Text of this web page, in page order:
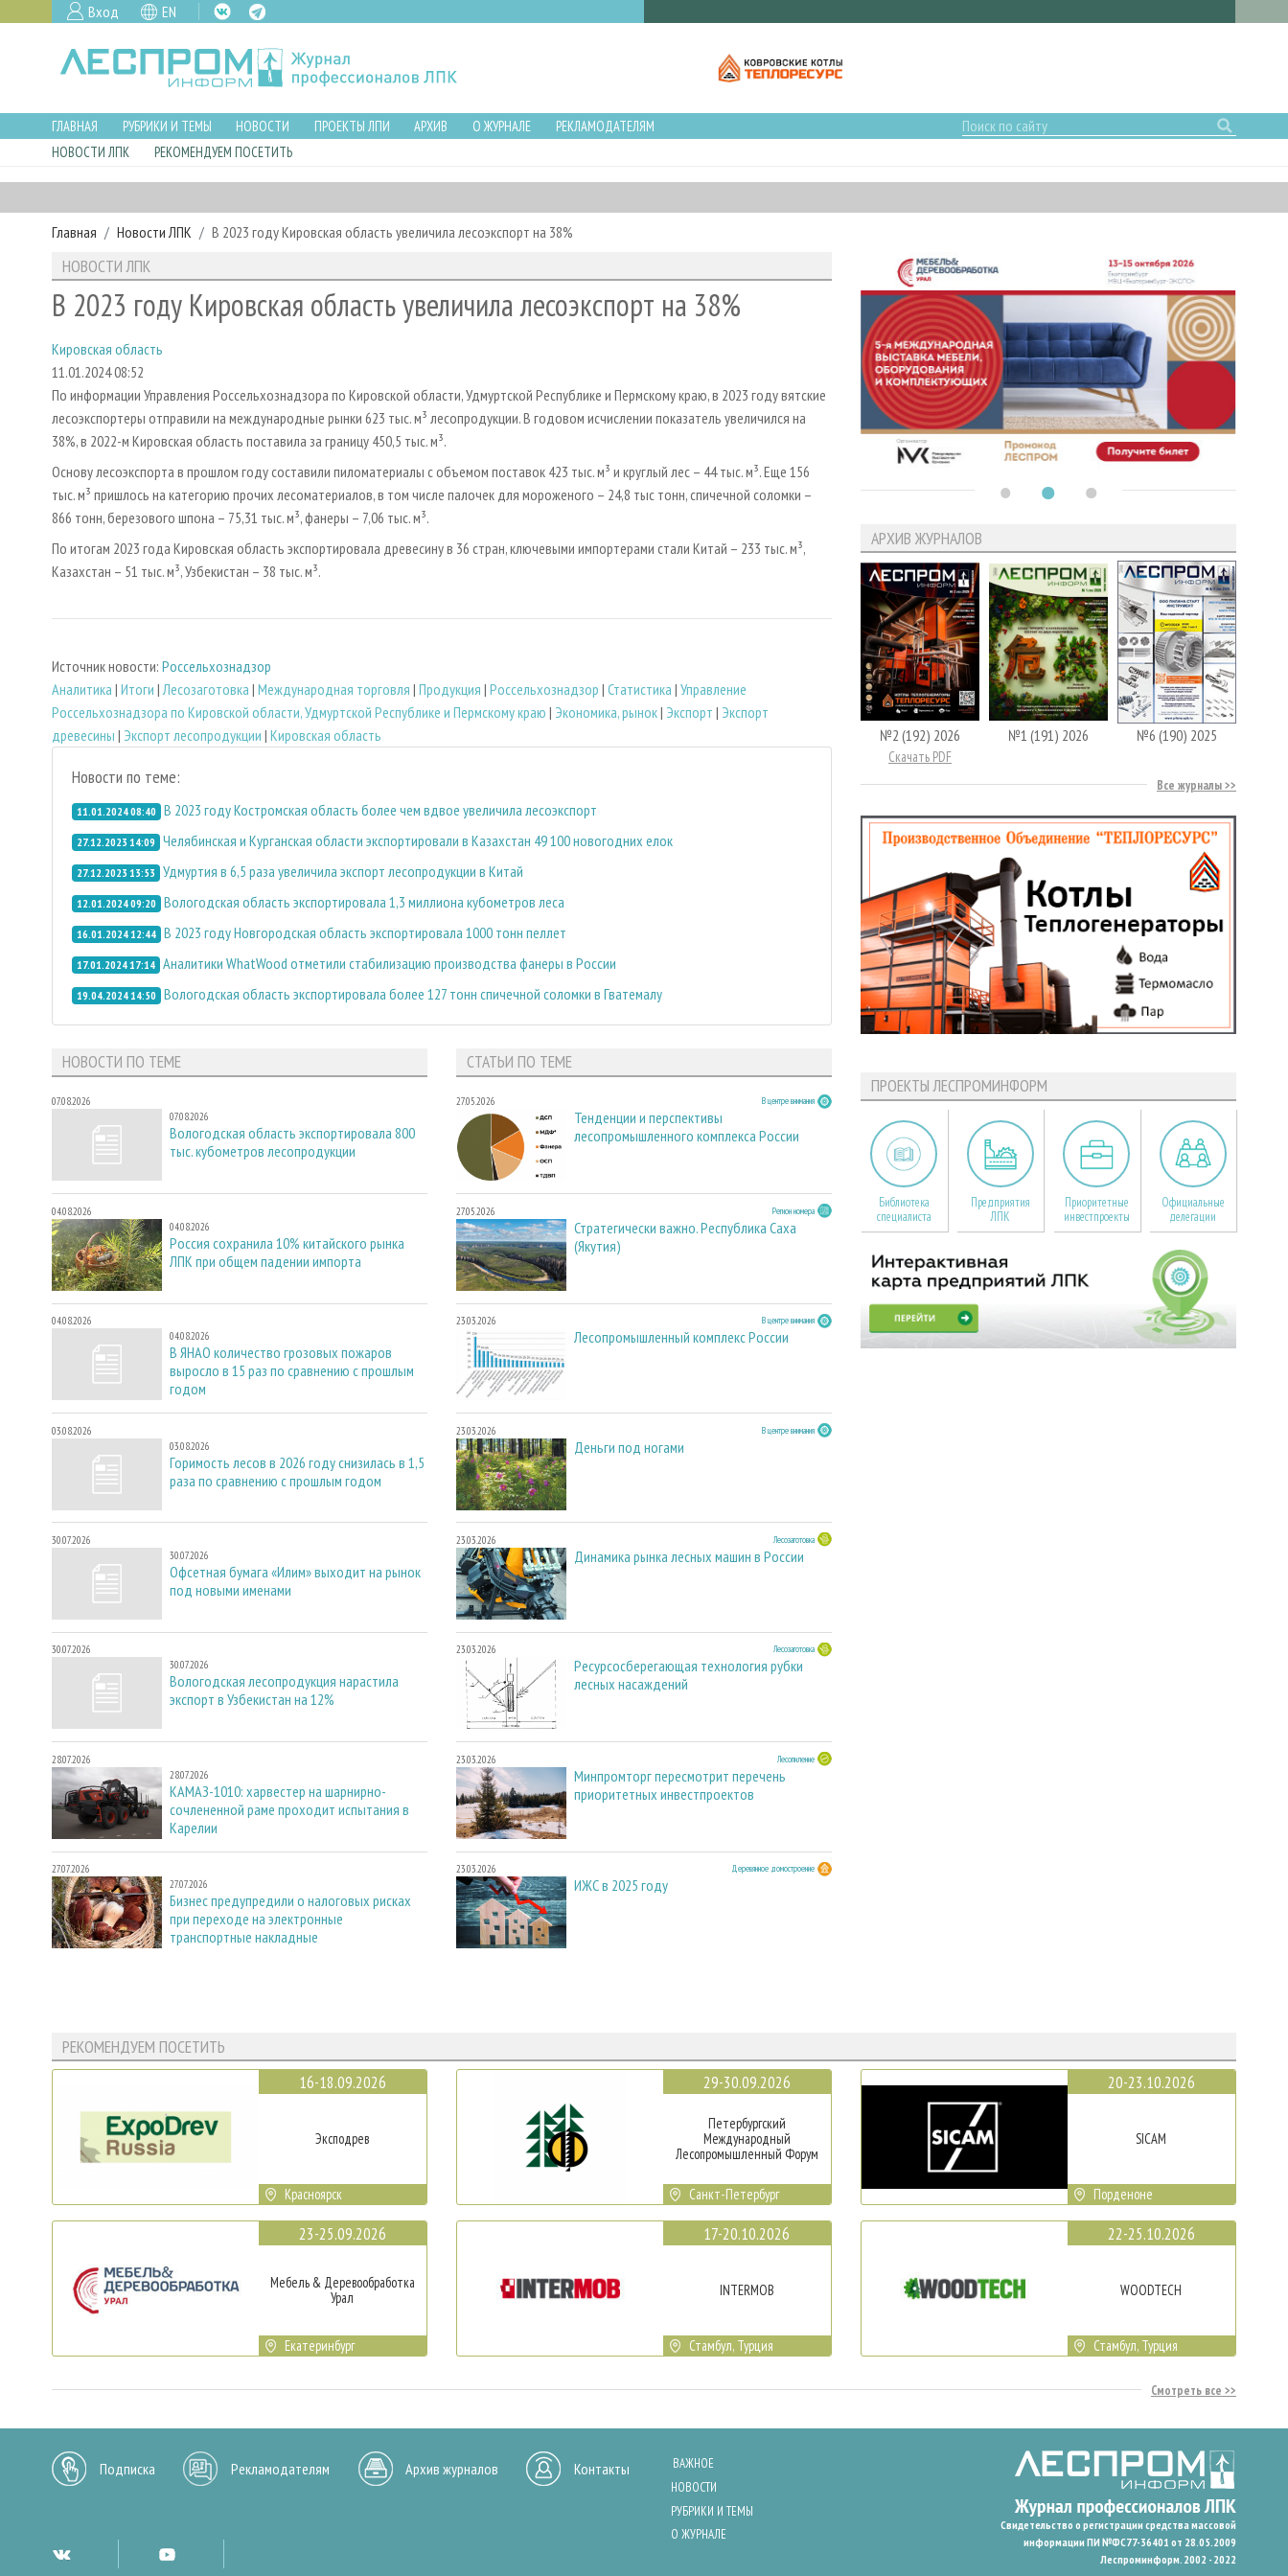
Вход EN
ГЛАВНАЯ РУБРИКИ И ТЕМЫ НОВОСТИ ПРОЕКТЫ ЛПИ АРХИВ О ЖУРНАЛЕ
РЕКЛАМОДАТЕЛЯМ
НОВОСТИ ЛПК
РЕКОМЕНДУЕМ ПОСЕТИТЬ
Главная Новости ЛПК В 2023 году Кировская область увеличила лесоэкспорт на 38%
НОВОСТИ ЛПК
В 2023 году Кировская область увеличила лесоэкспорт на 38%
Кировская область
11.01.2024 08:52
По информации Управления Россельхознадзора по Кировской области, Удмуртской Республике и Пермскому краю, в 2023 году вятские
лесоэкспортеры отправили на международные рынки 623 тыс. м³ лесопродукции. В годовом исчислении показатель увеличился на
38%, в 2022-м Кировская область поставила за границу 450,5 тыс. м³.
Основу лесоэкспорта в прошлом году составили пиломатериалы с объемом поставок 423 тыс. м³ и круглый лес – 44 тыс. м³. Еще 156
тыс. м³ пришлось на категорию прочих лесоматериалов, в том числе палочек для мороженого – 24,8 тыс тонн, спичечной соломки –
866 тонн, березового шпона – 75,31 тыс. м³, фанеры – 7,06 тыс. м³.
По итогам 2023 года Кировская область экспортировала древесину в 36 стран, ключевыми импортерами стали Китай – 233 тыс. м³,
Казахстан – 51 тыс. м³, Узбекистан – 38 тыс. м³.
Источник новости: Россельхознадзор
Аналитика | Итоги | Лесозаготовка | Международная торговля | Продукция | Россельхознадзор | Статистика | Управление
Россельхознадзора по Кировской области, Удмуртской Республике и Пермскому краю | Экономика, рынок| Экспорт | Экспорт
древесины | Экспорт лесопродукции | Кировская область
Новости по теме:
11.01.2024 08:40 В 2023 году Костромская область более чем вдвое увеличила лесоэкспорт
27.12.2023 14:09 Челябинская и Курганская области экспортировали в Казахстан 49 100 новогодних елок
27.12.2023 13:53 Удмуртия в 6,5 раза увеличила экспорт лесопродукции в Китай
12.01.2024 09:20 Вологодская область экспортировала 1,3 миллиона кубометров леса
16.01.2024 12:44 В 2023 году Новгородская область экспортировала 1000 тонн пеллет
17.01.2024 17:14 Аналитики WhatWood отметили стабилизацию производства фанеры в России
19.04.2024 14:50 Вологодская область экспортировала более 127 тонн спичечной соломки в Гватемалу
НОВОСТИ ПО ТЕМЕ
07.08.2026
07.08.2026
Вологодская область экспортировала 800
тыс. кубометров лесопродукции
04.08.2026
04.08.2026
Россия сохранила 10% китайского рынка
ЛПК при общем падении импорта
04.08.2026
04.08.2026
В ЯНАО количество грозовых пожаров
выросло в 15 раз по сравнению с прошлым
годом
03.08.2026
03.08.2026
Горимость лесов в 2026 году снизилась в 1,5
раза по сравнению с прошлым годом
30.07.2026
30.07.2026
Офсетная бумага «Илим» выходит на рынок
под новыми именами
30.07.2026
30.07.2026
Вологодская лесопродукция нарастила
экспорт в Узбекистан на 12%
28.07.2026
28.07.2026
КАМАЗ-1010: харвестер на шарнирно-
сочлененной раме проходит испытания в
Карелии
27.07.2026
27.07.2026
Бизнес предупредили о налоговых рисках
при переходе на электронные
транспортные накладные
СТАТЬИ ПО ТЕМЕ
27.05.2026 В центре внимания
Тенденции и перспективы
лесопромышленного комплекса России
27.05.2026 Регион номера
Стратегически важно. Республика Саха
(Якутия)
23.03.2026 В центре внимания
Лесопромышленный комплекс России
23.03.2026 В центре внимания
Деньги под ногами
23.03.2026 Лесозаготовка
Динамика рынка лесных машин в России
23.03.2026 Лесозаготовка
Ресурсосберегающая технология рубки
лесных насаждений
23.03.2026 Лесопиление
Минпромторг пересмотрит перечень
приоритетных инвестпроектов
23.03.2026 Деревянное домостроение
ИЖС в 2025 году
АРХИВ ЖУРНАЛОВ
№2 (192) 2026
Скачать PDF
№1 (191) 2026 №6 (190) 2025
Все журналы
ПРОЕКТЫ ЛЕСПРОМИНФОРМ
Библиотека
специалиста
Предприятия
ЛПК
Приоритетные
инвестпроекты
Официальные
делегации
РЕКОМЕНДУЕМ ПОСЕТИТЬ
16-18.09.2026
Эксподрев
Красноярск
23-25.09.2026
Мебель & Деревообработка
Урал
Екатеринбург
29-30.09.2026
Петербургский
Международный
Лесопромышленный Форум
Санкт-Петербург
17-20.10.2026
INTERMOB
Стамбул, Турция
20-23.10.2026
SICAM
Порденоне
22-25.10.2026
WOODTECH
Стамбул, Турция
Смотреть все
Подписка Рекламодателям Архив журналов Контакты
ВАЖНОЕ
НОВОСТИ
РУБРИКИ И ТЕМЫ
О ЖУРНАЛЕ
Свидетельство о регистрации средства массовой
информации ПИ №ФС77-36401 от 28.05.2009
Леспроминформ. 2002 - 2022